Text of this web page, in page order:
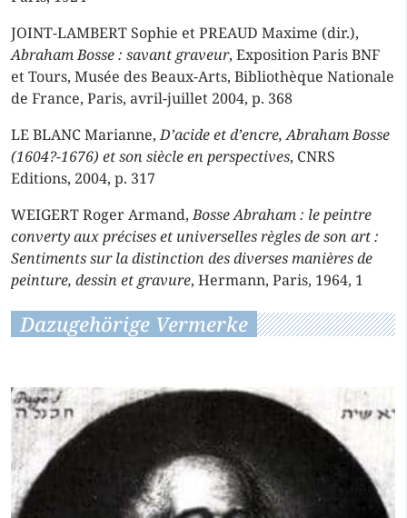
JOINT-LAMBERT Sophie et PREAUD Maxime (dir.),
Abraham Bosse : savant graveur, Exposition Paris BNF
et Tours, Musée des Beaux-Arts, Bibliothèque Nationale
de France, Paris, avril-juillet 2004, p. 368
LE BLANC Marianne,D’acide et d’encre, Abraham Bosse
(1604?-1676) et son siècle en perspectives, CNRS
Editions, 2004, p. 317
WEIGERT Roger Armand,Bosse Abraham : le peintre
converty aux précises et universelles règles de son art :
Sentiments sur la distinction des diverses manières de
peinture, dessin et gravure, Hermann, Paris, 1964, 1
Dazugehörige Vermerke